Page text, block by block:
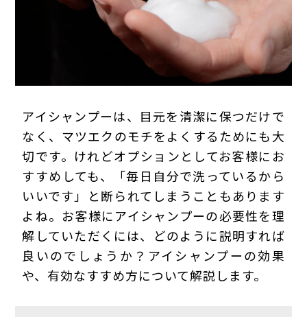
アイシャンプーは、目元を清潔に保つだけで
なく、マツエクのモチをよくするためにも大
切です。けれどオプションとしてお客様にお
すすめしても、「毎日自分で洗っているから
いいです」と断られてしまうこともあります
よね。お客様にアイシャンプーの必要性を理
解していただくには、どのように説明すれば
良いのでしょうか？アイシャンプーの効果
や、有効なすすめ方について解説します。